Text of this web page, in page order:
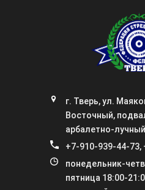
г. Тверь, ул.
Восточный,
арбалетно-
+7-910-939-44-73,
понедельник-
пятница 18:00-